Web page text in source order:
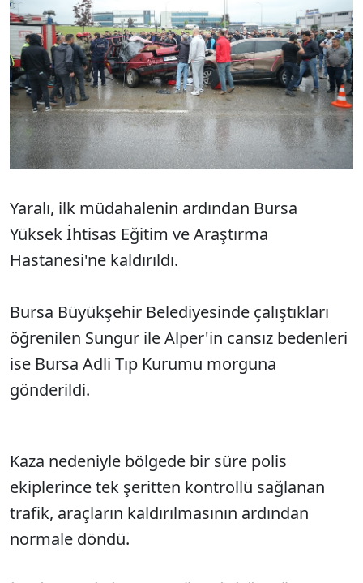
Yaralı, ilk müdahalenin ardından Bursa
Yüksek İhtisas Eğitim ve Araştırma
Hastanesi'ne kaldırıldı.
Bursa Büyükşehir Belediyesinde çalıştıkları
öğrenilen Sungur ile Alper'in cansız bedenleri
ise Bursa Adli Tıp Kurumu morguna
gönderildi.
Kaza nedeniyle bölgede bir süre polis
ekiplerince tek şeritten kontrollü sağlanan
trafik, araçların kaldırılmasının ardından
normale döndü.